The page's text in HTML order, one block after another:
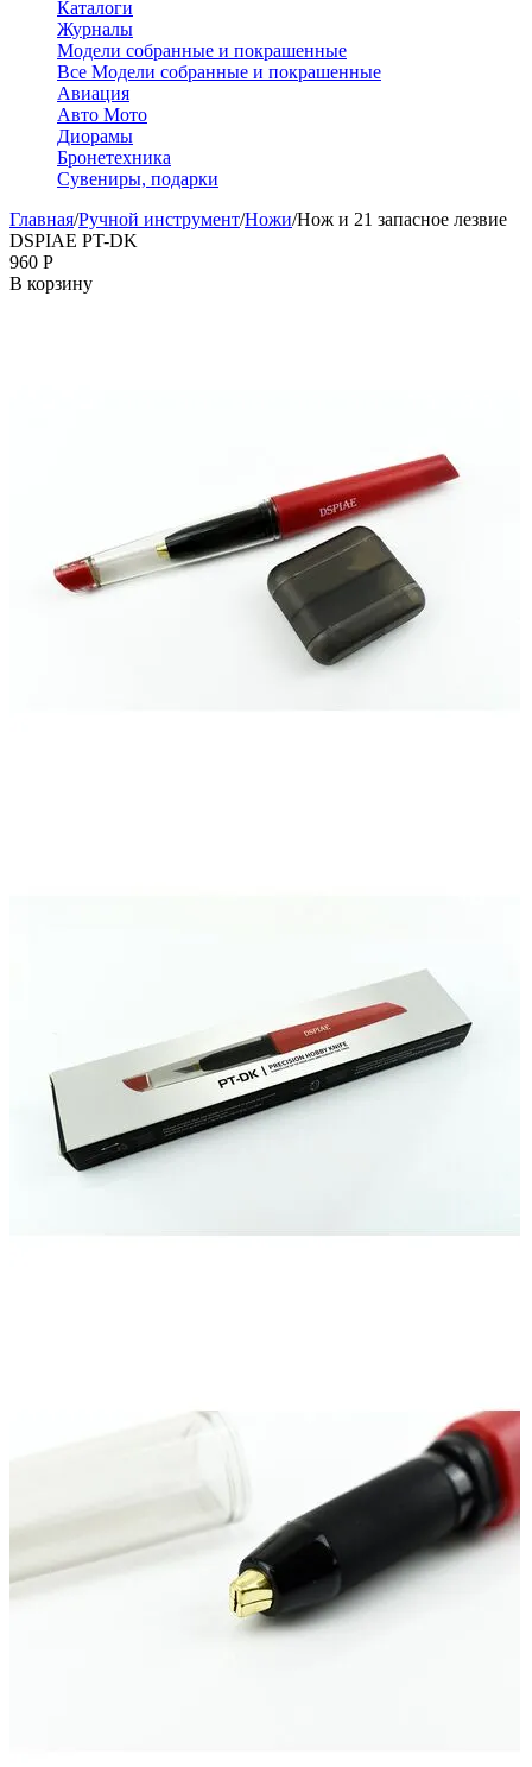
Каталоги
Журналы
Модели собранные и покрашенные
Все Модели собранные и покрашенные
Авиация
Авто Мото
Диорамы
Бронетехника
Сувениры, подарки
Главная/Ручной инструмент/Ножи/Нож и 21 запасное лезвие
DSPIAE PT-DK
‍960‍ Р
В корзину